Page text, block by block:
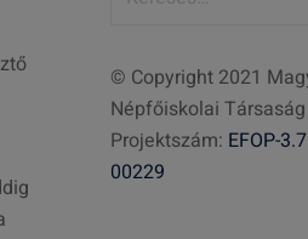
e
s
é
s
© Copyright 2021
Népfőiskolai Társaság
Projektszám: EFOP-
00229